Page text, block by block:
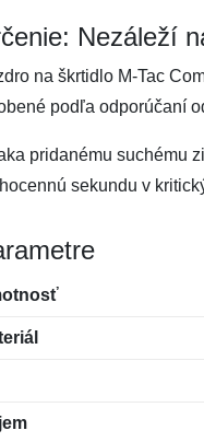
Nezáleží
na škrtidlo M-Tac
podľa odporúčaní
pridanému suchému
sekundu v